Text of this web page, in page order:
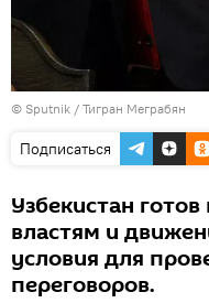
© Sputnik / Тигран Меграбян
Подписаться
Узбекистан
властям и
условия для
переговоров.